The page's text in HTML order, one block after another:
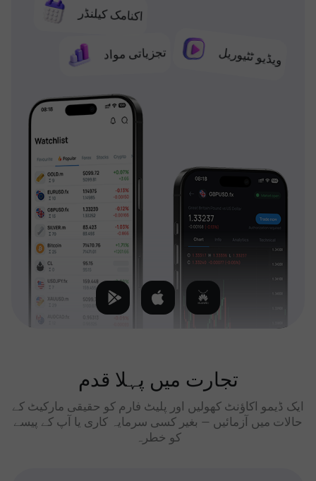
اکنامک کیلنڈر
تجزیاتی مواد ویڈیو ٹٹیوریل
تجارت میں پہلا قدم
ایک ڈیمو اکاؤنٹ کھولیں اور پلیٹ فارم کو حقیقی مارکیٹ کے
حالات میں آزمائیں — بغیر کسی سرمایہ کاری یا آپ کے پیسے
کو خطرہ